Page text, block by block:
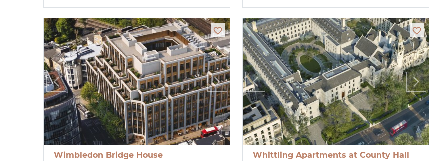
Wimbledon Bridge House
Whittling Apartments at County Hall